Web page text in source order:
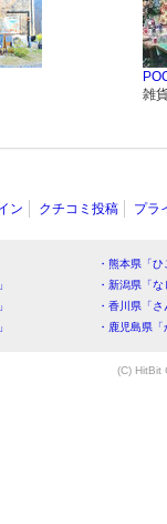
雑
ン クチコミ投稿 プラ
・熊本県「
・新潟県「
・香川県「
・鹿児島県
(C) HitBit